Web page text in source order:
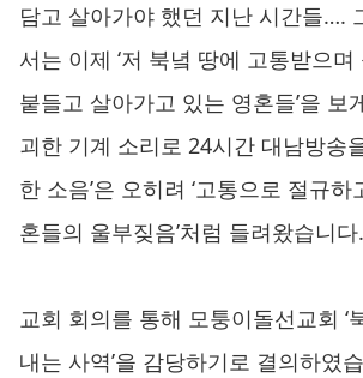
담고 살아가야 했던 지난 시간들….
서는 이제 ‘저 북녘 땅에 고통받으
붙들고 살아가고 있는 영혼들’을 보
괴한 기계 소리로 24시간 대남방송
한 소음’은 오히려 ‘고통으로 절규
혼들의 울부짖음’처럼 들려왔습니다.
교회 회의를 통해 모퉁이돌선교회 ‘
내는 사역’을 감당하기로 결의하였